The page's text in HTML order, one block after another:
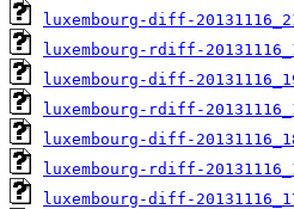
luxembourg-diff-
luxembourg-rdiff-
luxembourg-diff-
luxembourg-rdiff-
luxembourg-diff-
luxembourg-rdiff-
luxembourg-diff-